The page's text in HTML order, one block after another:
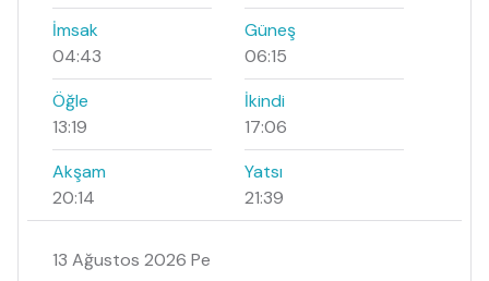
İmsak
04:43
Güneş
06:15
Öğle
13:19
İkindi
17:06
Akşam
20:14
Yatsı
21:39
13 Ağustos 2026 Pe